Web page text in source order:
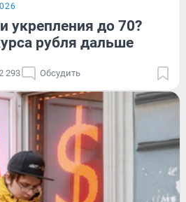
укрепления до 70?
рубля дальше
293 Обсудить